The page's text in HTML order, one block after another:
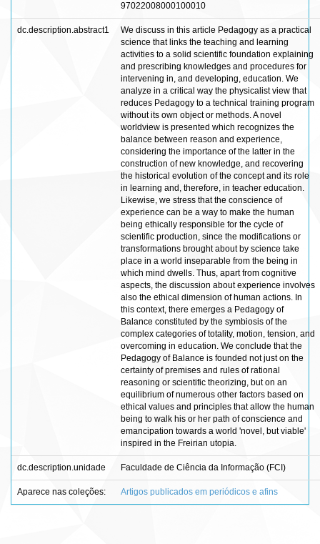
97022008000100010
dc.description.abstract1
We discuss in this article Pedagogy as a practical
science that links the teaching and learning
activities to a solid scientific foundation explaining
and prescribing knowledges and procedures for
intervening in, and developing, education. We
analyze in a critical way the physicalist view that
reduces Pedagogy to a technical training program
without its own object or methods. A novel
worldview is presented which recognizes the
balance between reason and experience,
considering the importance of the latter in the
construction of new knowledge, and recovering
the historical evolution of the concept and its role
in learning and, therefore, in teacher education.
Likewise, we stress that the conscience of
experience can be a way to make the human
being ethically responsible for the cycle of
scientific production, since the modifications or
transformations brought about by science take
place in a world inseparable from the being in
which mind dwells. Thus, apart from cognitive
aspects, the discussion about experience involves
also the ethical dimension of human actions. In
this context, there emerges a Pedagogy of
Balance constituted by the symbiosis of the
complex categories of totality, motion, tension, and
overcoming in education. We conclude that the
Pedagogy of Balance is founded not just on the
certainty of premises and rules of rational
reasoning or scientific theorizing, but on an
equilibrium of numerous other factors based on
ethical values and principles that allow the human
being to walk his or her path of conscience and
emancipation towards a world 'novel, but viable'
inspired in the Freirian utopia.
dc.description.unidade Faculdade de Ciência da Informação (FCI)
Aparece nas coleções: Artigos publicados em periódicos e afins